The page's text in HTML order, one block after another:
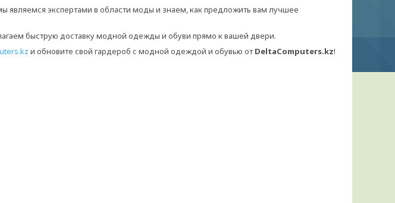
являемся экспертами в области моды и знаем, как предложить вам лучшее
быструю доставку модной одежды и обуви прямо к вашей двери.
и обновите свой гардероб с модной одеждой и обувью отDeltaComputers.kz!